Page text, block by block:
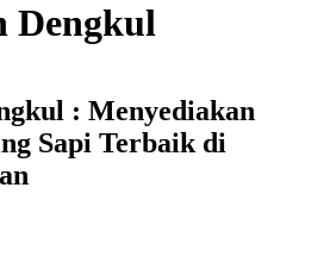
Dengkul
: Menyediakan
Sapi Terbaik di